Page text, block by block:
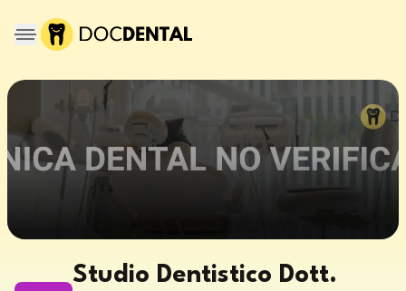
Studio Dentistico Dott.